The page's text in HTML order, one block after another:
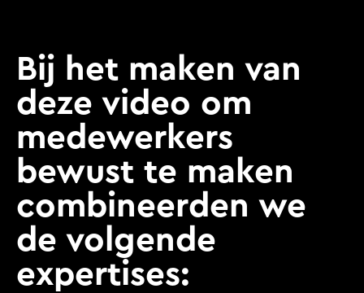
Bij het maken van
deze video om
medewerkers
bewust te maken
combineerden we
de volgende
expertises: